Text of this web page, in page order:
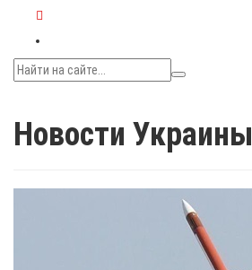
Новости Украины